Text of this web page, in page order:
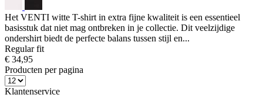
Het VENTI witte T-shirt in extra fijne kwaliteit is een essentieel
basisstuk dat niet mag ontbreken in je collectie. Dit veelzijdige
ondershirt biedt de perfecte balans tussen stijl en...
Regular fit
€ 34,95
Producten per pagina
Klantenservice